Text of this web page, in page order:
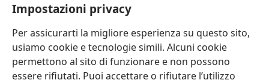
Impostazioni privacy
Per assicurarti la migliore esperienza su questo sito,
usiamo cookie e tecnologie simili. Alcuni cookie
permettono al sito di funzionare e non possono
essere rifiutati. Puoi accettare o rifiutare l’utilizzo
Italiano
Copyright © 2026 Watch Tower Bible and Tract Society of Pennsylvania